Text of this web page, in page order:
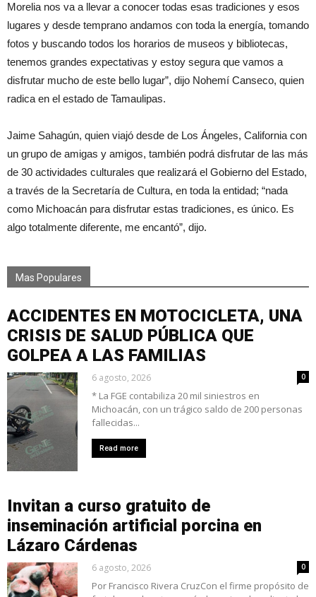
Morelia nos va a llevar a conocer todas esas tradiciones y esos
lugares y desde temprano andamos con toda la energía, tomando
fotos y buscando todos los horarios de museos y bibliotecas,
tenemos grandes expectativas y estoy segura que vamos a
disfrutar mucho de este bello lugar”, dijo Nohemí Canseco, quien
radica en el estado de Tamaulipas.
Jaime Sahagún, quien viajó desde de Los Ángeles, California con
un grupo de amigas y amigos, también podrá disfrutar de las más
de 30 actividades culturales que realizará el Gobierno del Estado,
a través de la Secretaría de Cultura, en toda la entidad; “nada
como Michoacán para disfrutar estas tradiciones, es único. Es
algo totalmente diferente, me encantó”, dijo.
Mas Populares
ACCIDENTES EN MOTOCICLETA, UNA
CRISIS DE SALUD PÚBLICA QUE
GOLPEA A LAS FAMILIAS
6 agosto, 2026 0
* La FGE contabiliza 20 mil siniestros en
Michoacán, con un trágico saldo de 200 personas
fallecidas...
Read more
Invitan a curso gratuito de
inseminación artificial porcina en
Lázaro Cárdenas
6 agosto, 2026 0
Por Francisco Rivera CruzCon el firme propósito de